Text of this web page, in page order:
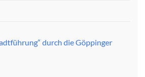
durch die Göppinger